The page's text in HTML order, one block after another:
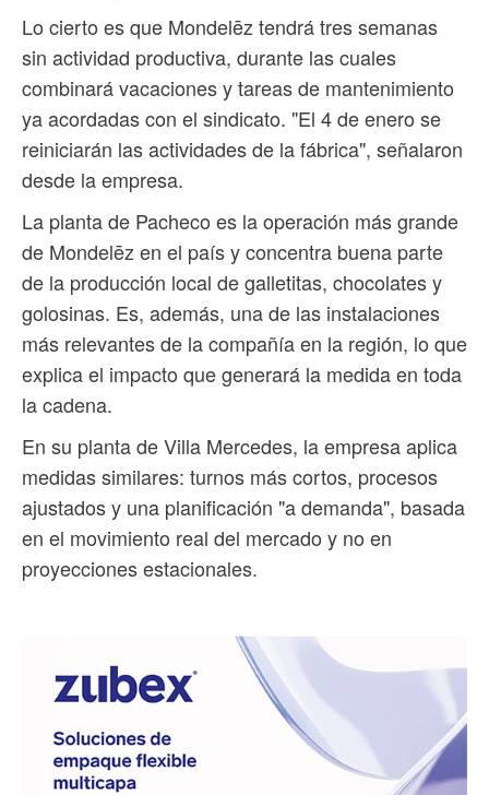
Lo cierto es que Mondelēz tendrá tres semanas
sin actividad productiva, durante las cuales
combinará vacaciones y tareas de mantenimiento
ya acordadas con el sindicato. "El 4 de enero se
reiniciarán las actividades de la fábrica", señalaron
desde la empresa.
La planta de Pacheco es la operación más grande
de Mondelēz en el país y concentra buena parte
de la producción local de galletitas, chocolates y
golosinas. Es, además, una de las instalaciones
más relevantes de la compañía en la región, lo que
explica el impacto que generará la medida en toda
la cadena.
En su planta de Villa Mercedes, la empresa aplica
medidas similares: turnos más cortos, procesos
ajustados y una planificación "a demanda", basada
en el movimiento real del mercado y no en
proyecciones estacionales.